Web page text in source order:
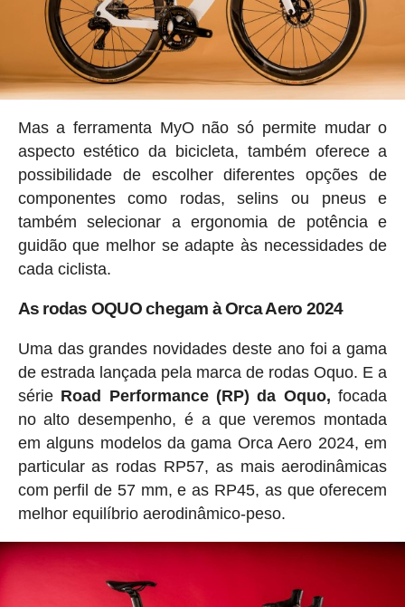
Mas a ferramenta MyO não só permite mudar o
aspecto estético da bicicleta, também oferece a
possibilidade de escolher diferentes opções de
componentes como rodas, selins ou pneus e
também selecionar a ergonomia de potência e
guidão que melhor se adapte às necessidades de
cada ciclista.
As rodas OQUO chegam à Orca Aero 2024
Uma das grandes novidades deste ano foi a gama
de estrada lançada pela marca de rodas Oquo. E a
série Road Performance (RP) da Oquo, focada
no alto desempenho, é a que veremos montada
em alguns modelos da gama Orca Aero 2024, em
particular as rodas RP57, as mais aerodinâmicas
com perfil de 57 mm, e as RP45, as que oferecem
melhor equilíbrio aerodinâmico-peso.